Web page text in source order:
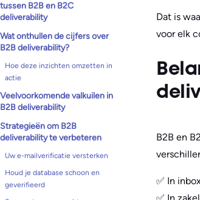
tussen B2B en B2C
deliverability
Wat onthullen de cijfers over
B2B deliverability?
Hoe deze inzichten omzetten in
actie
Veelvoorkomende valkuilen in
B2B deliverability
Strategieën om B2B
deliverability te verbeteren
Uw e-mailverificatie versterken
Houd je database schoon en
geverifieerd
Dat is
voor elk
B2B en
✅ In
✅ In